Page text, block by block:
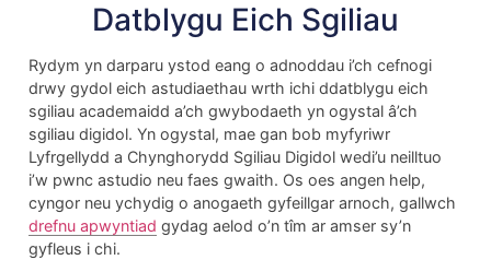
Datblygu Eich Sgiliau
Rydym yn darparu ystod eang o adnoddau i’ch cefnogi
drwy gydol eich astudiaethau wrth ichi ddatblygu eich
sgiliau academaidd a’ch gwybodaeth yn ogystal â’ch
sgiliau digidol. Yn ogystal, mae gan bob myfyriwr
Lyfrgellydd a Chynghorydd Sgiliau Digidol wedi’u neilltuo
i’w pwnc astudio neu faes gwaith. Os oes angen help,
cyngor neu ychydig o anogaeth gyfeillgar arnoch, gallwch
drefnu apwyntiad gydag aelod o’n tîm ar amser sy’n
gyfleus i chi.